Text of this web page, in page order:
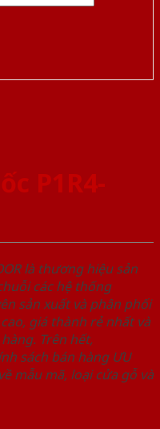
P1R4-
là thương hiệu sản
các hệ thống
sản xuất và phân phối
giá thành rẻ nhất và
Trên hết,
sách bán hàng ƯU
mẫu mã, loại cửa gỗ và